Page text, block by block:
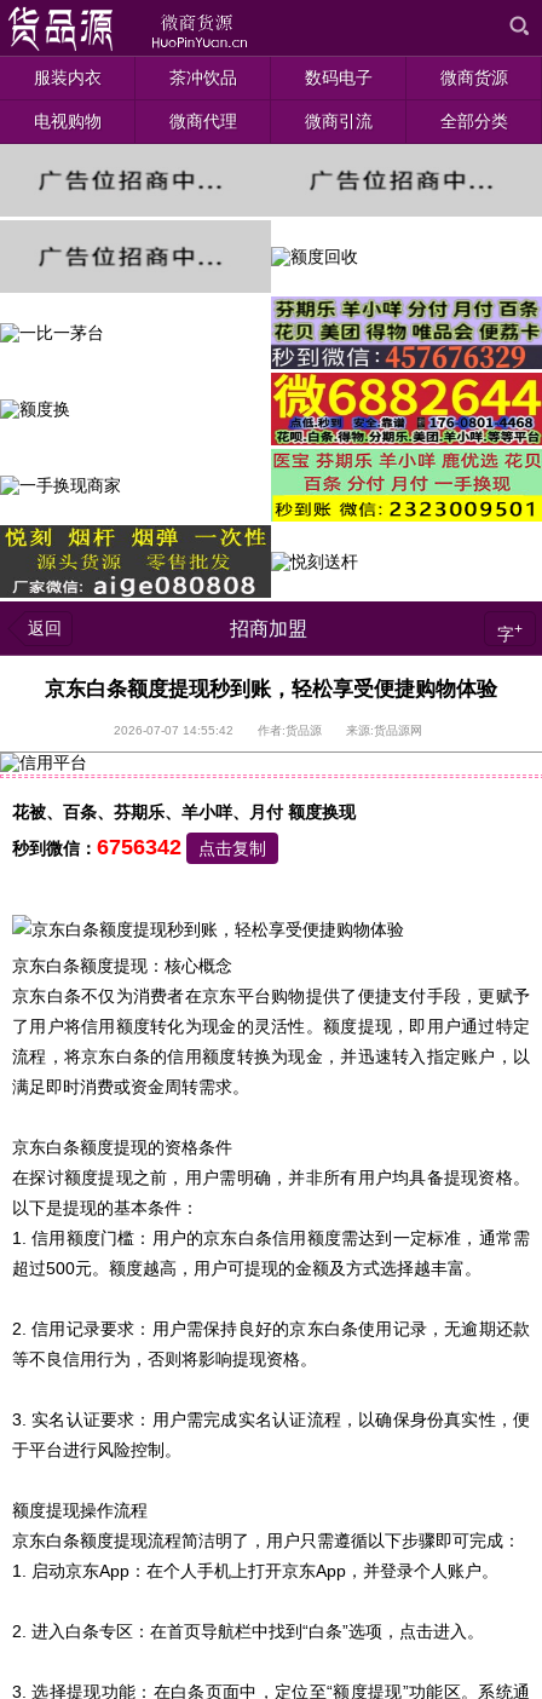
服装内衣 茶冲饮品 数码电子 微商货源
电视购物 微商代理 微商引流 全部分类
返回 招商加盟 字+
京东白条额度提现秒到账，轻松享受便捷购物体验
2026-07-07 14:55:42 作者:货品源 来源:货品源网
花被、百条、芬期乐、羊小咩、月付 额度换现
秒到微信： 6756342 点击复制
京东白条额度提现：核心概念
京东白条不仅为消费者在京东平台购物提供了便捷支付手段，更赋予
了用户将信用额度转化为现金的灵活性。额度提现，即用户通过特定
流程，将京东白条的信用额度转换为现金，并迅速转入指定账户，以
满足即时消费或资金周转需求。
京东白条额度提现的资格条件
在探讨额度提现之前，用户需明确，并非所有用户均具备提现资格。
以下是提现的基本条件：
1. 信用额度门槛：用户的京东白条信用额度需达到一定标准，通常需
超过500元。额度越高，用户可提现的金额及方式选择越丰富。
2. 信用记录要求：用户需保持良好的京东白条使用记录，无逾期还款
等不良信用行为，否则将影响提现资格。
3. 实名认证要求：用户需完成实名认证流程，以确保身份真实性，便
于平台进行风险控制。
额度提现操作流程
京东白条额度提现流程简洁明了，用户只需遵循以下步骤即可完成：
1. 启动京东App：在个人手机上打开京东App，并登录个人账户。
2. 进入白条专区：在首页导航栏中找到“白条”选项，点击进入。
3. 选择提现功能：在白条页面中，定位至“额度提现”功能区。系统通